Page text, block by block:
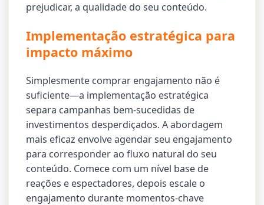
prejudicar, a qualidade do seu conteúdo.
Implementação estratégica para
impacto máximo
Simplesmente comprar engajamento não é
suficiente—a implementação estratégica
separa campanhas bem-sucedidas de
investimentos desperdiçados. A abordagem
mais eficaz envolve agendar seu engajamento
para corresponder ao fluxo natural do seu
conteúdo. Comece com um nível base de
reações e espectadores, depois escale o
engajamento durante momentos-chave